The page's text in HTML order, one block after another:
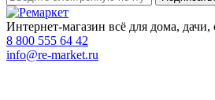
Интернет-магазин всё для дома,
8 800 555 64 42
info@re-market.ru